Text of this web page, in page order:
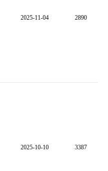
2025-11-04 2890
2025-10-10 3387